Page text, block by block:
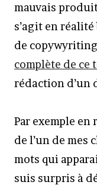
mauvais
s’agit en
de
complète de ce
rédaction
Par exemple
de l’un de mes
mots qui
suis surpris à